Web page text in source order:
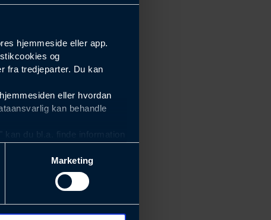
hjemmeside eller app.
og
fra tredjeparter. Du kan
eller hvordan
kan behandle
kan du bl.a. finde information
af vores
derfor skal være nemme at
IP-adresse,
Marketing